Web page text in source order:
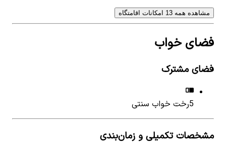
مشاهده همه 13 امکانات اقامتگاه
فضای خواب
فضای مشترک
5رخت خواب سنتی
مشخصات تکمیلی و زمان‌بندی